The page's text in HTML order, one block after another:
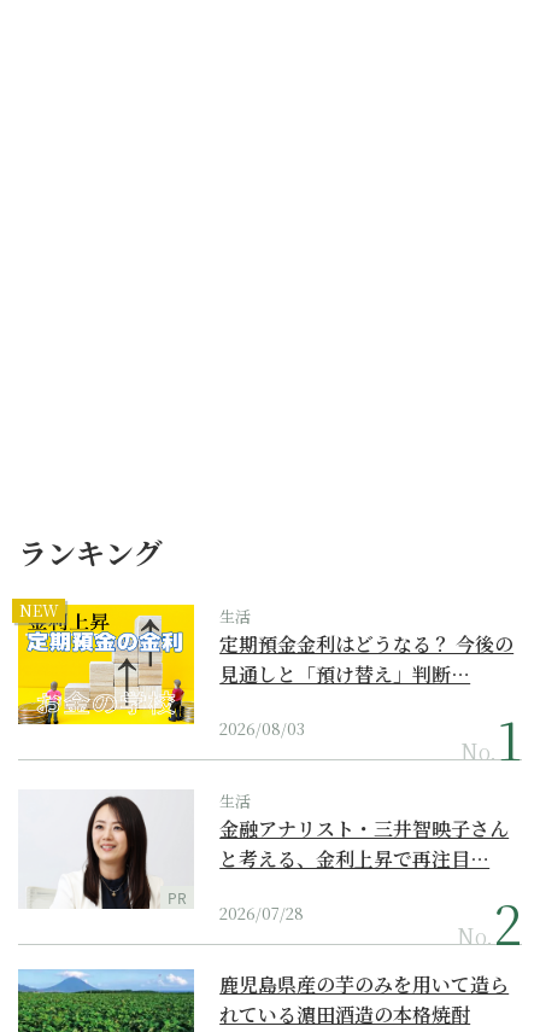
ランキング
NEW 生活
定期預金金利はどうなる？ 今後の
見通しと「預け替え」判断…
2026/08/03
No.
PR
生活
金融アナリスト・三井智映子さん
と考える、金利上昇で再注目…
2026/07/28
No.
鹿児島県産の芋のみを用いて造ら
れている濵田酒造の本格焼酎